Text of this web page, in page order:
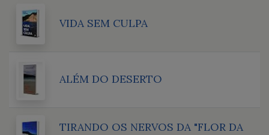
VIDA SEM CULPA
ALÉM DO DESERTO
TIRANDO OS NERVOS DA "FLOR DA